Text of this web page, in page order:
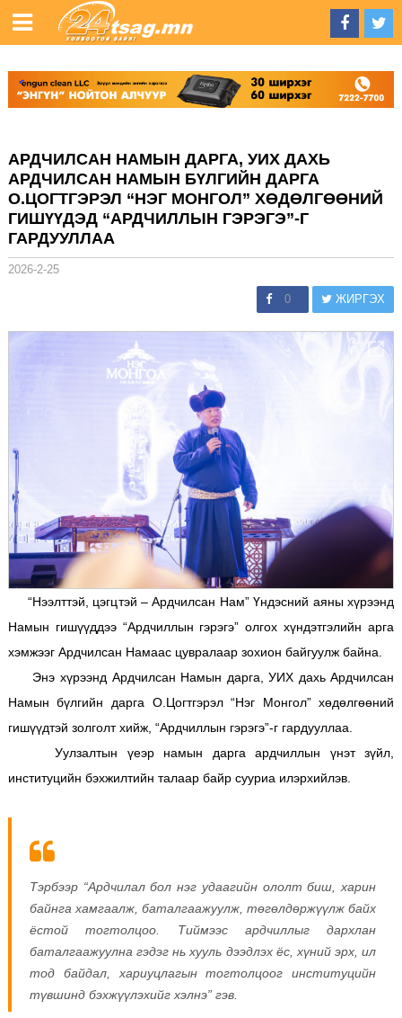
АРДЧИЛСАН НАМЫН ДАРГА, УИХ ДАХЬ
АРДЧИЛСАН НАМЫН БҮЛГИЙН ДАРГА
О.ЦОГТГЭРЭЛ “НЭГ МОНГОЛ” ХӨДӨЛГӨӨНИЙ
ГИШҮҮДЭД “АРДЧИЛЛЫН ГЭРЭГЭ”-Г
ГАРДУУЛЛАА
2026-2-25
0 ЖИРГЭХ
“Нээлттэй, цэгцтэй – Ардчилсан Нам” Үндэсний аяны хүрээнд
Намын гишүүддээ “Ардчиллын гэрэгэ” олгох хүндэтгэлийн арга
хэмжээг Ардчилсан Намаас цувралаар зохион байгуулж байна.
Энэ хүрээнд Ардчилсан Намын дарга, УИХ дахь Ардчилсан
Намын бүлгийн дарга О.Цогтгэрэл “Нэг Монгол” хөдөлгөөний
гишүүдтэй золголт хийж, “Ардчиллын гэрэгэ”-г гардууллаа.
Уулзалтын үеэр намын дарга ардчиллын үнэт зүйл,
институцийн бэхжилтийн талаар байр сууриа илэрхийлэв.
Тэрбээр “Ардчилал бол нэг удаагийн ололт биш, харин
байнга хамгаалж, баталгаажуулж, төгөлдөржүүлж байх
ёстой тогтолцоо. Тиймээс ардчиллыг дархлан
баталгаажуулна гэдэг нь хууль дээдлэх ёс, хүний эрх, ил
тод байдал, хариуцлагын тогтолцоог институцийн
түвшинд бэхжүүлэхийг хэлнэ” гэв.